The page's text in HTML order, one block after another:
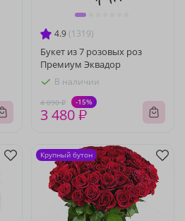
4.9 (1319)
Букет из 7 розовых роз
Премиум Эквадор
В наличии
4 090 ₽ -15%
3 480 ₽
Крупный бутон